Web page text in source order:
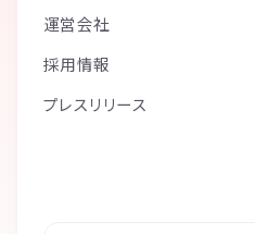
運営会社
採用情報
プレスリリース